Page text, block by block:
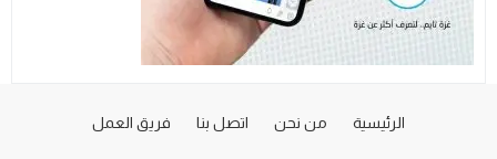
الرئيسية من نحن اتصل بنا فريق العمل